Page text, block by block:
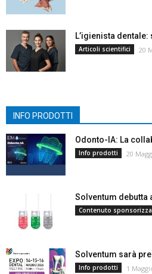
L’igienista
Articoli scientifici 20
INFO PRODOTTI
Odonto-IA: La
Info prodotti 20
Solventum debutta
Contenuto
Solventum sarà
Info prodotti 1